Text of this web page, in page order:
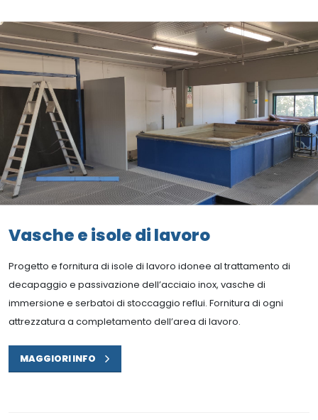
Vasche e isole di lavoro
Progetto e fornitura di isole di lavoro idonee al trattamento di
decapaggio e passivazione dell’acciaio inox, vasche di
immersione e serbatoi di stoccaggio reflui. Fornitura di ogni
attrezzatura a completamento dell’area di lavoro.
MAGGIORI INFO